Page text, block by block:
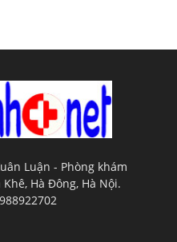
Luận - Phòng khám
Hà Đông, Hà Nội.